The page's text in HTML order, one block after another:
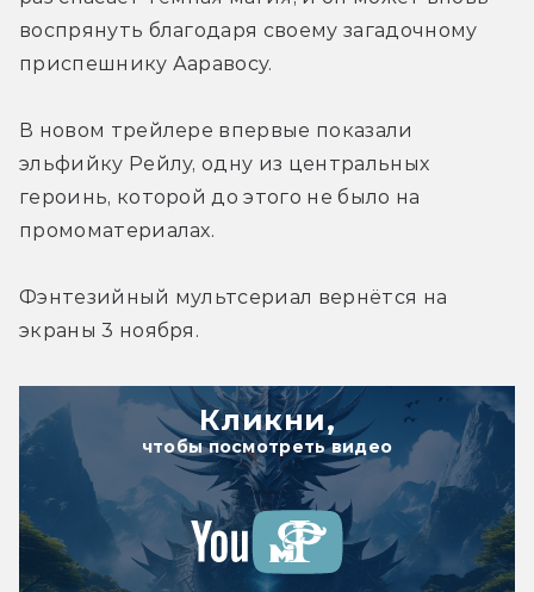
воспрянуть благодаря своему загадочному
приспешнику Ааравосу.
В новом трейлере впервые показали
эльфийку Рейлу, одну из центральных
героинь, которой до этого не было на
промоматериалах.
Фэнтезийный мультсериал вернётся на
экраны 3 ноября.
Кликни,
чтобы посмотреть видео